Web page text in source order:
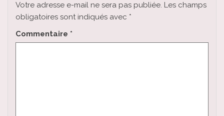
Votre adresse e-mail ne sera pas publiée. Les champs
obligatoires sont indiqués avec *
Commentaire *